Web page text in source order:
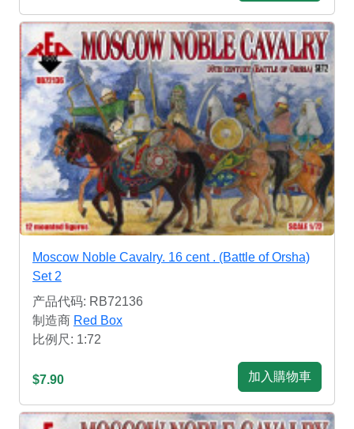
Moscow Noble Cavalry. 16 cent . (Battle of Orsha)
Set 2
产品代码: RB72136
制造商 Red Box
比例尺: 1:72
$7.90 加入購物車